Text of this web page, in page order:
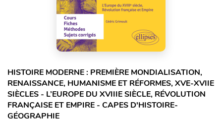
HISTOIRE MODERNE : PREMIÈRE MONDIALISATION,
RENAISSANCE, HUMANISME ET RÉFORMES, XVE-XVIIE
SIÈCLES - L’EUROPE DU XVIIIE SIÈCLE, RÉVOLUTION
FRANÇAISE ET EMPIRE - CAPES D'HISTOIRE-
GÉOGRAPHIE